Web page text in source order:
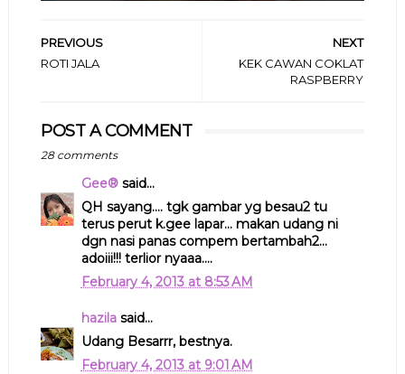
NEXT
KEK CAWAN COKLAT
RASPBERRY
PREVIOUS
ROTI JALA
POST A COMMENT
28 comments
Gee®said...
QH sayang.... tgk gambar yg besau2 tu
terus perut k.gee lapar... makan udang ni
dgn nasi panas compem bertambah2...
adoiii!!! terlior nyaaa....
February 4, 2013 at 8:53 AM
hazilasaid...
Udang Besarrr, bestnya.
February 4, 2013 at 9:01 AM